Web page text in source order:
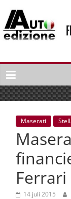
naar
inhoud
Auto
La
Gazetta
dell'Automobile
Italiana
Italiaans
autonieuws
lifestyle
Maserati
14 juli 2015